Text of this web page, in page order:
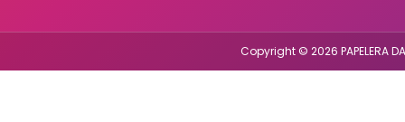
Copyright © 2026 PAPELERA